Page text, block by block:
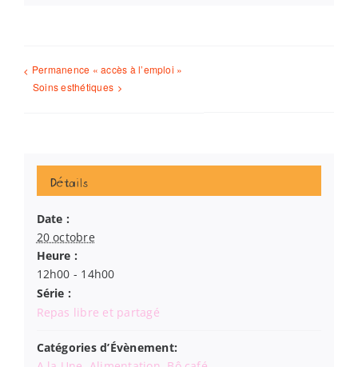
Permanence « accès à l’emploi »
Soins esthétiques
Détails
Date :
20 octobre
Heure :
12h00 - 14h00
Série :
Repas libre et partagé
Catégories d’Évènement: